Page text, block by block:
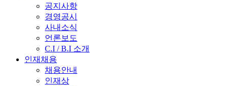
공지사항
경영공시
사내소식
언론보도
C.I / B.I 소개
인재채용
채용안내
인재상